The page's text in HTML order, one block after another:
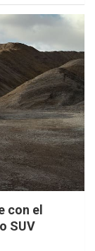
con el
SUV